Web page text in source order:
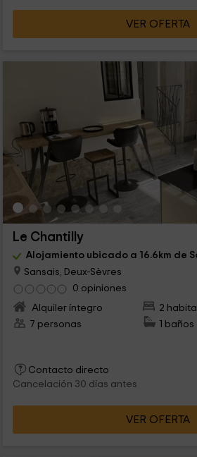
VER OFERTA
Le Chantilly
Alojamiento ubicado a 16.6km de
Sansais, Deux-Sèvres
0 opiniones
Alquiler íntegro
2
7 personas
1 baños
Contacto directo
Cancelación 30 días antes
VER OFERTA